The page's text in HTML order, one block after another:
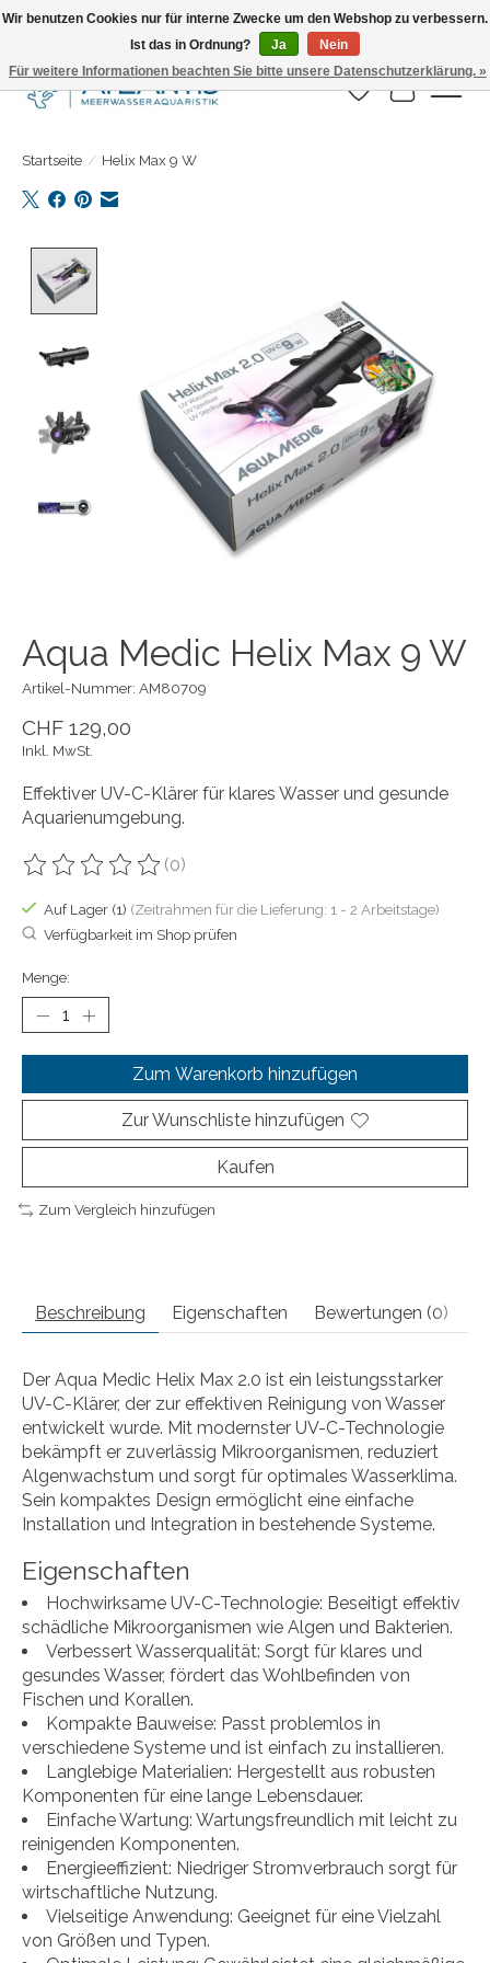
Täglicher Versand. Bestelle bis 15.00 Uhr
Wunschzettel
Ihr
Startseite / Helix Max 9 W
Aqua Medic Helix Max 9 W
Artikel-Nummer: AM80709
CHF 129,00
Inkl. MwSt.
Effektiver UV-C-Klärer für klares Wasser und gesunde
Aquarienumgebung.
Die Bewertung dieses Produkts ist
(0)
Auf Lager (1) (Zeitrahmen für die Lieferung: 1 - 2 Arbeitstage)
Verfügbarkeit im Shop prüfen
Menge:
Zum Warenkorb hinzufügen
Zur Wunschliste hinzufügen
Kaufen
Zum Vergleich hinzufügen
Beschreibung Eigenschaften Bewertungen (0)
Der Aqua Medic Helix Max 2.0 ist ein leistungsstarker
UV-C-Klärer, der zur effektiven Reinigung von Wasser
entwickelt wurde. Mit modernster UV-C-Technologie
bekämpft er zuverlässig Mikroorganismen, reduziert
Algenwachstum und sorgt für optimales Wasserklima.
Sein kompaktes Design ermöglicht eine einfache
Installation und Integration in bestehende Systeme.
Eigenschaften
Hochwirksame UV-C-Technologie: Beseitigt effektiv
schädliche Mikroorganismen wie Algen und Bakterien.
Verbessert Wasserqualität: Sorgt für klares und
gesundes Wasser, fördert das Wohlbefinden von
Fischen und Korallen.
Kompakte Bauweise: Passt problemlos in
verschiedene Systeme und ist einfach zu installieren.
Langlebige Materialien: Hergestellt aus robusten
Komponenten für eine lange Lebensdauer.
Einfache Wartung: Wartungsfreundlich mit leicht zu
reinigenden Komponenten.
Energieeffizient: Niedriger Stromverbrauch sorgt für
wirtschaftliche Nutzung.
Vielseitige Anwendung: Geeignet für eine Vielzahl
von Größen und Typen.
Wir benutzen Cookies nur für interne Zwecke um den Webshop zu verbessern.
Ist das in Ordnung?
Ja
Nein
Für weitere Informationen beachten Sie bitte unsere Datenschutzerklärung. »